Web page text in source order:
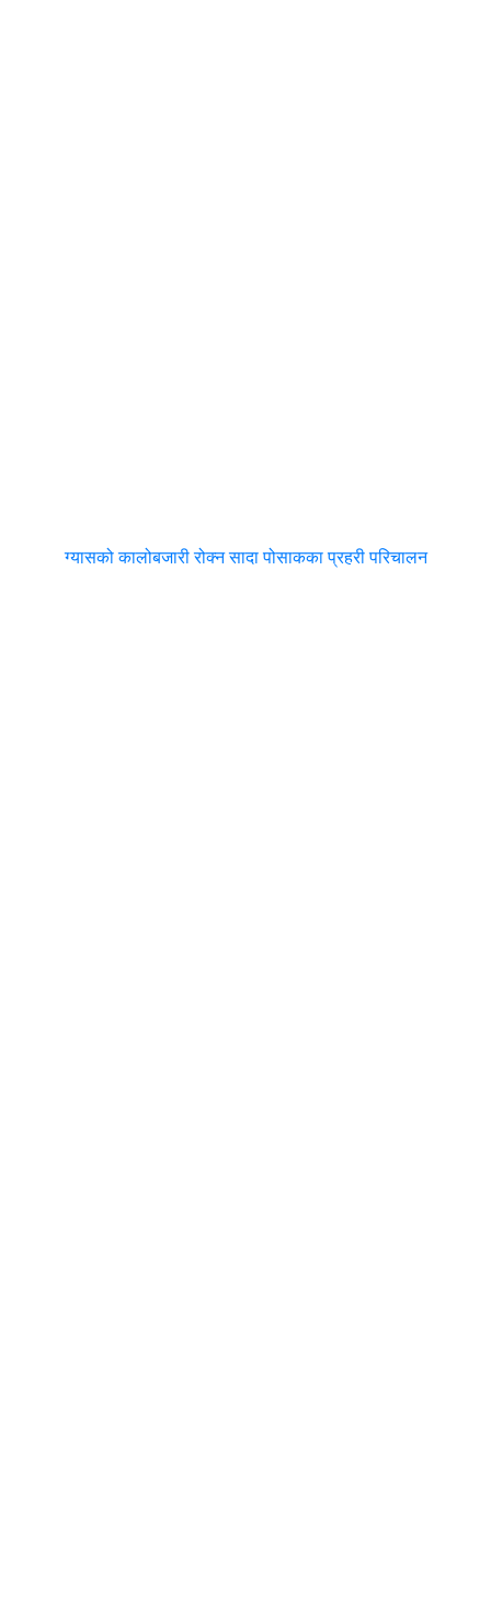
ग्यासको कालोबजारी रोक्न सादा पोसाकका प्रहरी परिचालन